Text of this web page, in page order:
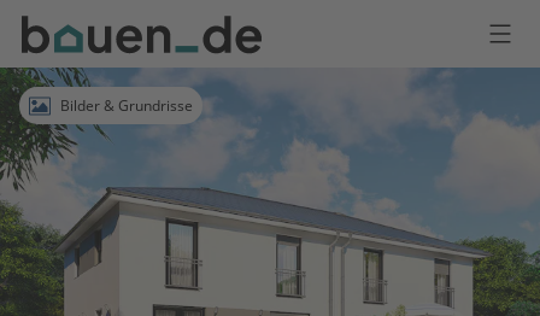
Bauen
Logo
AnmeldenBilder & Grundrisse